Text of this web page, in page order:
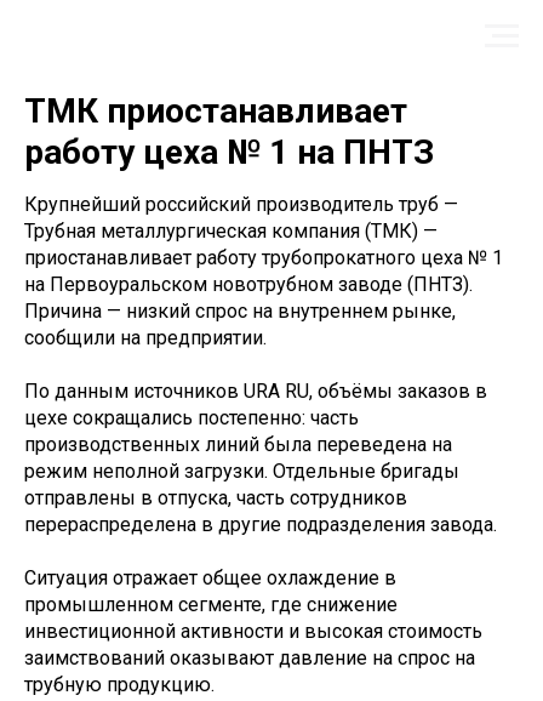
ТМК приостанавливает
работу цеха № 1 на ПНТЗ
Крупнейший российский производитель труб —
Трубная металлургическая компания (ТМК) —
приостанавливает работу трубопрокатного цеха № 1
на Первоуральском новотрубном заводе (ПНТЗ).
Причина — низкий спрос на внутреннем рынке,
сообщили на предприятии.
По данным источников URA RU, объёмы заказов в
цехе сокращались постепенно: часть
производственных линий была переведена на
режим неполной загрузки. Отдельные бригады
отправлены в отпуска, часть сотрудников
перераспределена в другие подразделения завода.
Ситуация отражает общее охлаждение в
промышленном сегменте, где снижение
инвестиционной активности и высокая стоимость
заимствований оказывают давление на спрос на
трубную продукцию.